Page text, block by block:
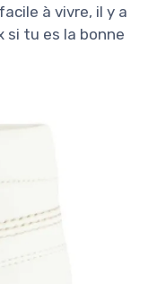
à vivre, il y a
si tu es la bonne